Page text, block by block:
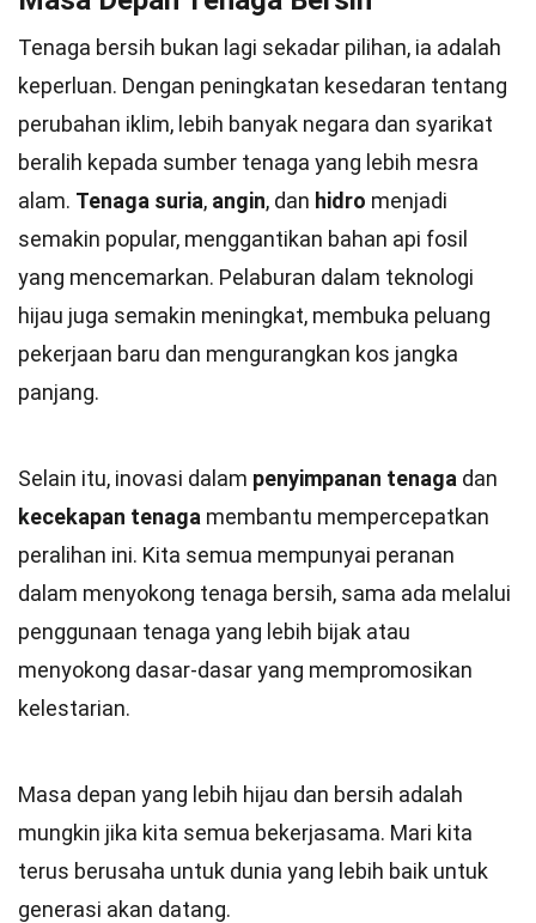
Tenaga bersih bukan lagi sekadar pilihan, ia adalah
keperluan. Dengan peningkatan kesedaran tentang
perubahan iklim, lebih banyak negara dan syarikat
beralih kepada sumber tenaga yang lebih mesra
alam. Tenaga suria, angin, dan hidro menjadi
semakin popular, menggantikan bahan api fosil
yang mencemarkan. Pelaburan dalam teknologi
hijau juga semakin meningkat, membuka peluang
pekerjaan baru dan mengurangkan kos jangka
panjang.
Selain itu, inovasi dalam penyimpanan tenaga dan
kecekapan tenaga membantu mempercepatkan
peralihan ini. Kita semua mempunyai peranan
dalam menyokong tenaga bersih, sama ada melalui
penggunaan tenaga yang lebih bijak atau
menyokong dasar-dasar yang mempromosikan
kelestarian.
Masa depan yang lebih hijau dan bersih adalah
mungkin jika kita semua bekerjasama. Mari kita
terus berusaha untuk dunia yang lebih baik untuk
generasi akan datang.